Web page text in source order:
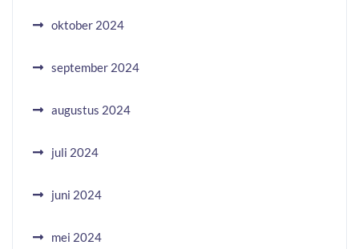
oktober 2024
september 2024
augustus 2024
juli 2024
juni 2024
mei 2024